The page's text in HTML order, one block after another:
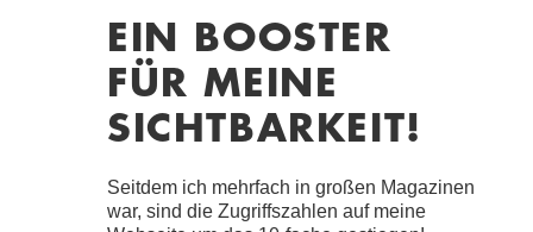
EIN BOOSTER
FÜR MEINE
SICHTBARKEIT!
Seitdem ich mehrfach in großen Magazinen
war, sind die Zugriffszahlen auf meine